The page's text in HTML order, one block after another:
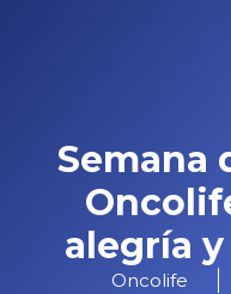
Semana
alegría
Oncolife